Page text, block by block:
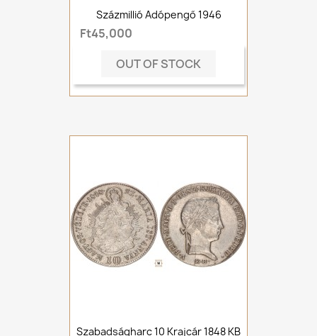
Százmillió Adópengő 1946
Ft45,000
OUT OF STOCK
Szabadságharc 10 Krajcár 1848 KB